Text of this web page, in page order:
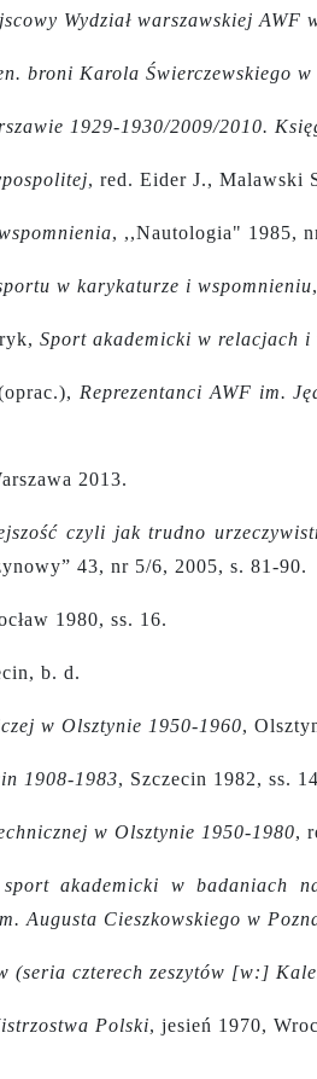
Wydział warszawskiej AWF
broni Karola Świerczewskiego
1929-1930/2009/2010.
, red. Eider J., Malawski
, ,,Nautologia" 1985,
w karykaturze i wspomnieniu
Sport akademicki w relacjach i
Reprezentanci AWF im.
2013.
czyli jak trudno
43, nr 5/6, 2005, s. 81-90.
1980, ss. 16.
b. d.
w Olsztynie 1950-1960,
1908-1983, Szczecin 1982, ss.
w Olsztynie 1950-1980,
akademicki w badaniach
Augusta Cieszkowskiego w
(seria czterech zeszytów [w:]
Polski, jesień 1970,